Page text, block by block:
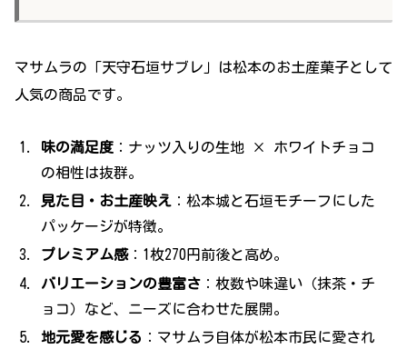
マサムラの「天守石垣サブレ」は松本のお土産菓子として
人気の商品です。
味の満足度 ：ナッツ入りの生地 × ホワイトチョコ
の相性は抜群。
見た目・お土産映え
：松本城と石垣モチーフにした
パッケージが特徴。
プレミアム感：1枚270円前後と高め。
バリエーションの豊富さ ：枚数や味違い（抹茶・チ
ョコ）など、ニーズに合わせた展開。
地元愛を感じる ：マサムラ自体が松本市民に愛され